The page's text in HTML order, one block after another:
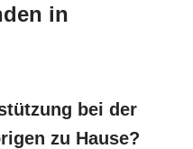
in
bei der
zu Hause?